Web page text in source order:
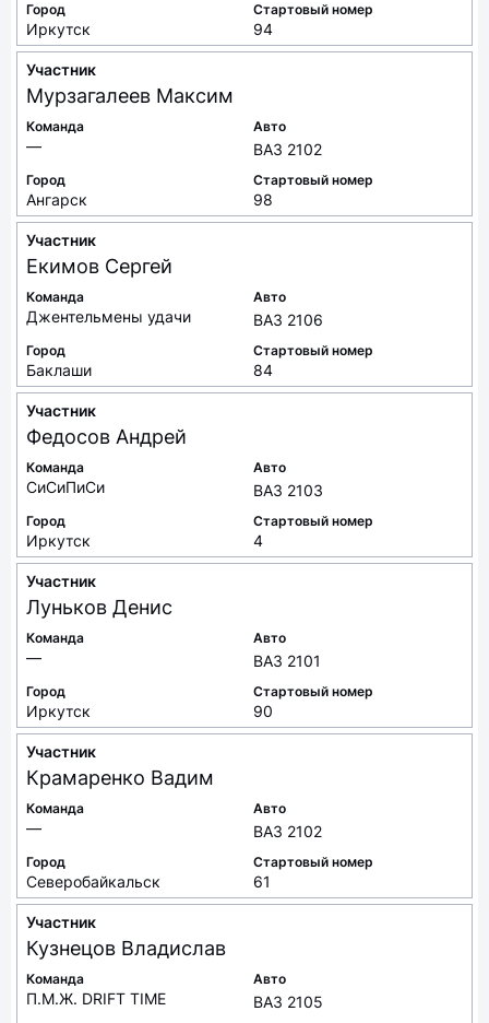
Город
Иркутск
Стартовый номер
94
Участник
Мурзагалеев Максим
Команда
—
Авто
ВАЗ 2102
Город
Ангарск
Стартовый номер
98
Участник
Екимов Сергей
Команда
Джентельмены удачи
Авто
ВАЗ 2106
Город
Баклаши
Стартовый номер
84
Участник
Федосов Андрей
Команда
СиСиПиСи
Авто
ВАЗ 2103
Город
Иркутск
Стартовый номер
4
Участник
Луньков Денис
Команда
—
Авто
ВАЗ 2101
Город
Иркутск
Стартовый номер
90
Участник
Крамаренко Вадим
Команда
—
Авто
ВАЗ 2102
Город
Северобайкальск
Стартовый номер
61
Участник
Кузнецов Владислав
Команда
П.М.Ж. DRIFT TIME
Авто
ВАЗ 2105